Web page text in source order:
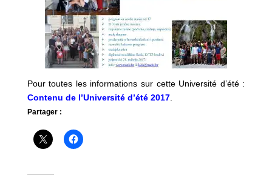
Pour toutes les informations sur cette Université d’été :
Contenu de l’Université d’été 2017.
Partager :